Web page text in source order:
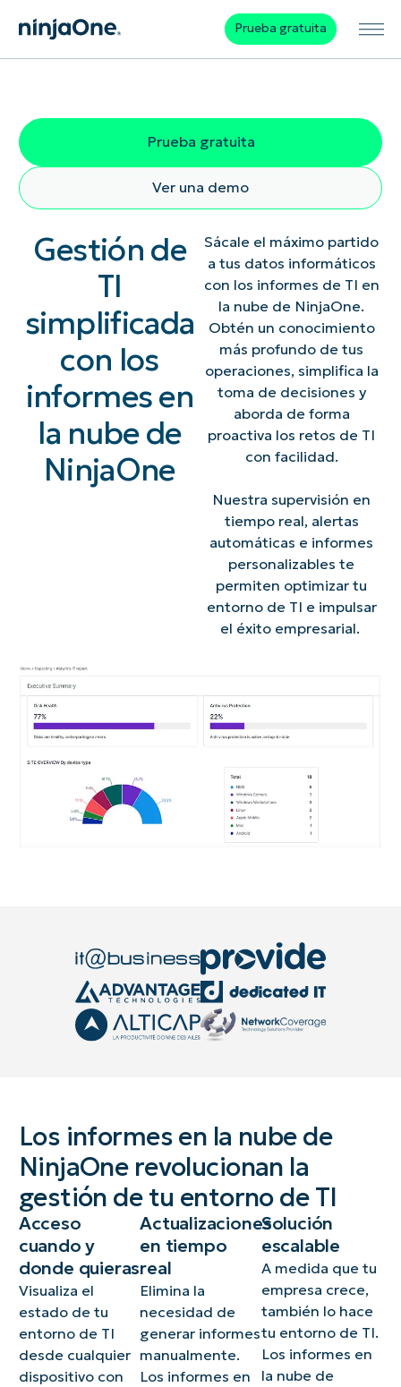
Prueba gratuita
Prueba gratuita
Ver una demo
Gestión de
TI
simplificada
con los
informes en
la nube de
NinjaOne
Sácale el máximo partido
a tus datos informáticos
con los informes de TI en
la nube de NinjaOne.
Obtén un conocimiento
más profundo de tus
operaciones, simplifica la
toma de decisiones y
aborda de forma
proactiva los retos de TI
con facilidad.
Nuestra supervisión en
tiempo real, alertas
automáticas e informes
personalizables te
permiten optimizar tu
entorno de TI e impulsar
el éxito empresarial.
Los informes en la nube de
NinjaOne revolucionan la
gestión de tu entorno de TI
Acceso
cuando y
donde quieras
Visualiza el
estado de tu
entorno de TI
desde cualquier
dispositivo con
Actualizaciones
en tiempo
real
Elimina la
necesidad de
generar informes
manualmente.
Los informes en
Solución
escalable
A medida que tu
empresa crece,
también lo hace
tu entorno de TI.
Los informes en
la nube de